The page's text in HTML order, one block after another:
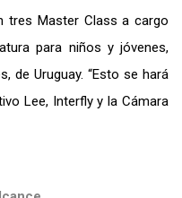
tres Master Class a cargo
para niños y jóvenes,
de Uruguay. “Esto se hará
Lee, Interfly y la Cámara